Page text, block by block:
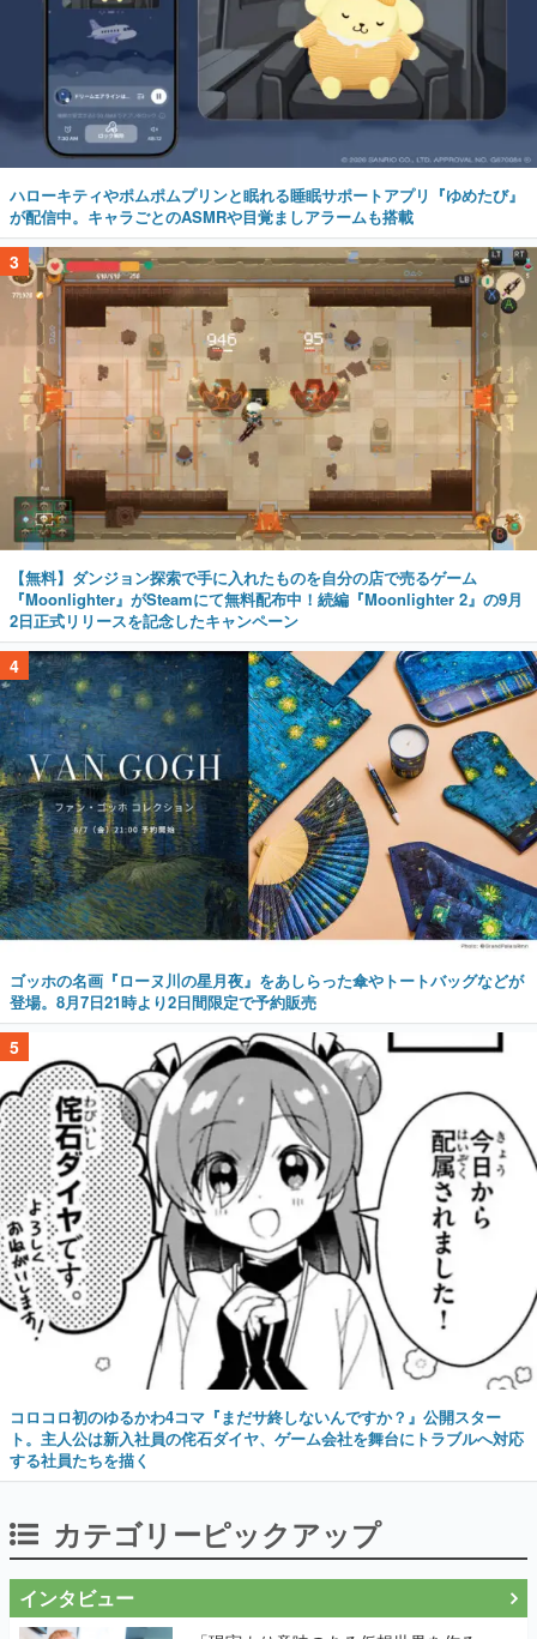
ハローキティやポムポムプリンと眠れる睡眠サポートアプリ『ゆめたび』
が配信中。キャラごとのASMRや目覚ましアラームも搭載
3
【無料】ダンジョン探索で手に入れたものを自分の店で売るゲーム
『Moonlighter』がSteamにて無料配布中！続編『Moonlighter 2』の9月
2日正式リリースを記念したキャンペーン
4
ゴッホの名画『ローヌ川の星月夜』をあしらった傘やトートバッグなどが
登場。8月7日21時より2日間限定で予約販売
5
コロコロ初のゆるかわ4コマ『まだサ終しないんですか？』公開スター
ト。主人公は新入社員の侘石ダイヤ、ゲーム会社を舞台にトラブルへ対応
する社員たちを描く
カテゴリーピックアップ
インタビュー